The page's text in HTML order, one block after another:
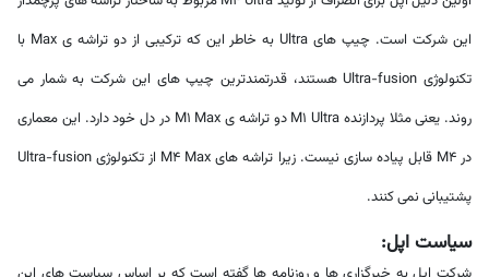
این شرکت است. چیپ های Ultra به خاطر این که ترکیبی از دو تراشه ی Max با
تکنولوژی Ultra-fusion هستند، قدرتمندترین چیپ های این شرکت به شمار می
روند. یعنی مثلا پردازنده M1 Ultra دو تراشه ی M1 Max در دل خود دارد. این معماری
در M4 قابل پیاده سازی نیست. زیرا تراشه های M4 Max از تکنولوژی Ultra-fusion
پشتیبانی نمی کنند.
سیاست اپل: